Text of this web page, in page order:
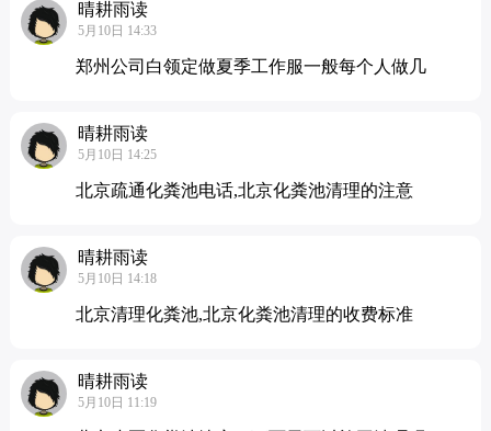
晴耕雨读
5月10日 14:33
郑州公司白领定做夏季工作服一般每个人做几
晴耕雨读
5月10日 14:25
北京疏通化粪池电话,北京化粪池清理的注意
晴耕雨读
5月10日 14:18
北京清理化粪池,北京化粪池清理的收费标准
晴耕雨读
5月10日 11:19